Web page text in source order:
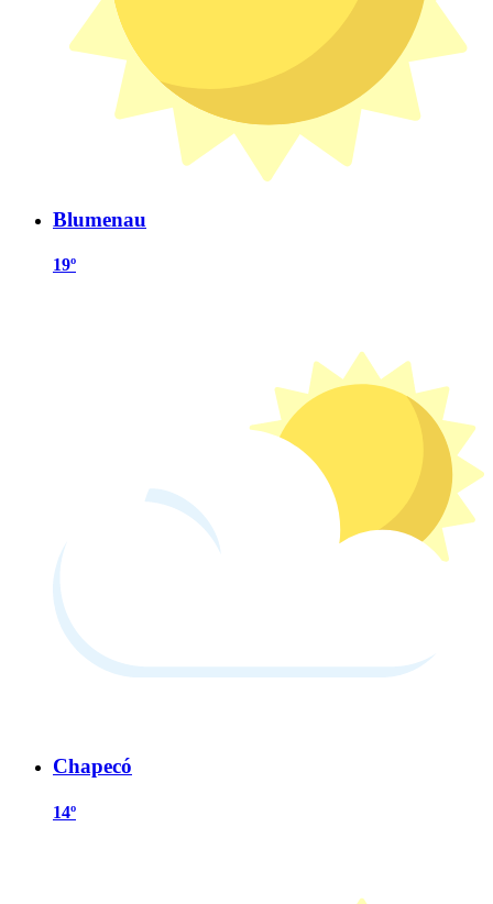
Blumenau
19º
Chapecó
14º